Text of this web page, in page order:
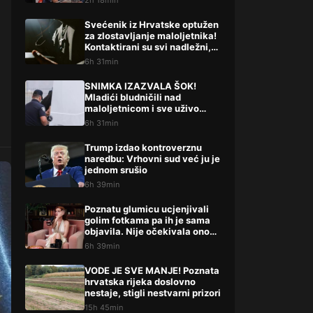
Svećenik iz Hrvatske optužen
za zlostavljanje maloljetnika!
Kontaktirani su svi nadležni,
evo što su rekli
6h 31min
SNIMKA IZAZVALA ŠOK!
Mladići bludničili nad
maloljetnicom i sve uživo
objavili na netu: “Stari te
6h 31min
Trump izdao kontroverznu
naredbu: Vrhovni sud već ju je
jednom srušio
6h 39min
Poznatu glumicu ucjenjivali
golim fotkama pa ih je sama
objavila. Nije očekivala ono
što uslijedilo: ‘Slomilo me‘
6h 39min
VODE JE SVE MANJE! Poznata
hrvatska rijeka doslovno
nestaje, stigli nestvarni prizori
15h 45min